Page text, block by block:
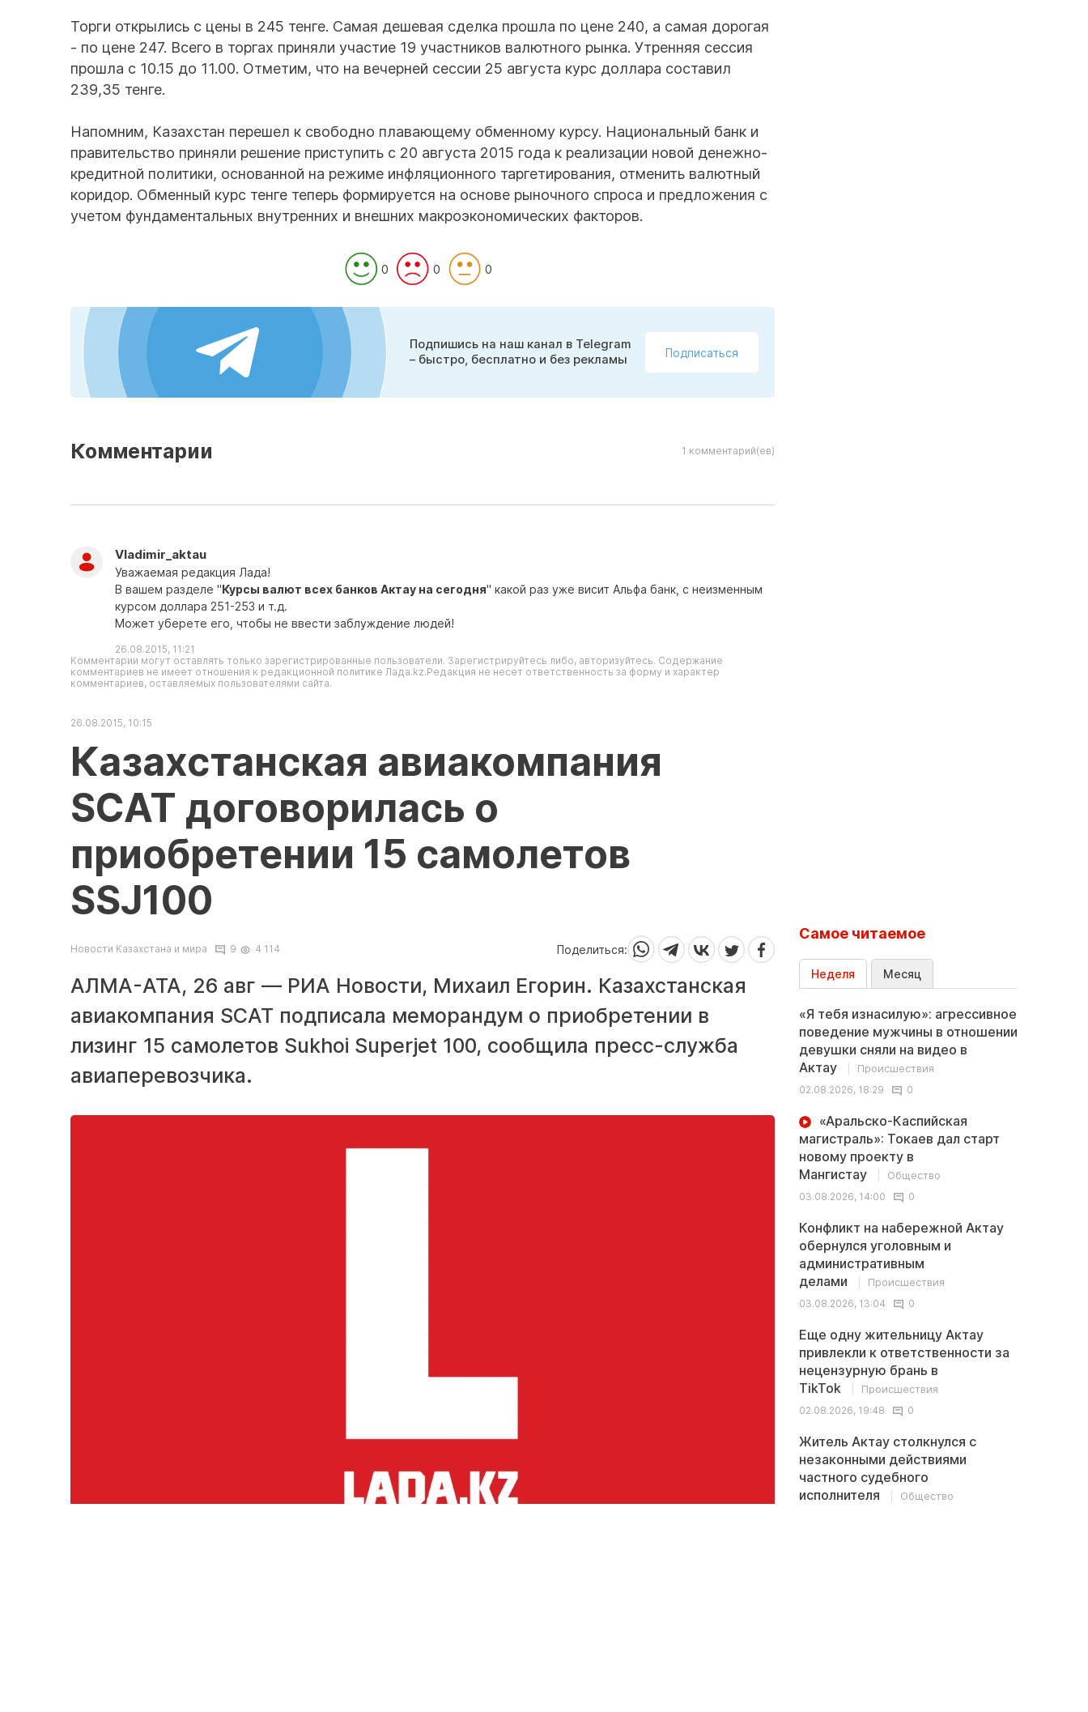
Торги открылись с цены в 245 тенге. Самая дешевая сделка прошла по цене 240, а самая дорогая
- по цене 247. Всего в торгах приняли участие 19 участников валютного рынка. Утренняя сессия
прошла с 10.15 до 11.00. Отметим, что на вечерней сессии 25 августа курс доллара составил
239,35 тенге.
Напомним, Казахстан перешел к свободно плавающему обменному курсу. Национальный банк и
правительство приняли решение приступить с 20 августа 2015 года к реализации новой денежно-
кредитной политики, основанной на режиме инфляционного таргетирования, отменить валютный
коридор. Обменный курс тенге теперь формируется на основе рыночного спроса и предложения с
учетом фундаментальных внутренних и внешних макроэкономических факторов.
0 0 0
Подпишись на наш канал в Telegram
– быстро, бесплатно и без рекламы
Подписаться
Комментарии 1 комментарий(ев)
Vladimir_aktau
Уважаемая редакция Лада!
В вашем разделе "Курсы валют всех банков Актау на сегодня" какой раз уже висит Альфа банк, с неизменным
курсом доллара 251-253 и т.д.
Может уберете его, чтобы не ввести заблуждение людей!
26.08.2015, 11:21
Комментарии могут оставлять только зарегистрированные пользователи. Зарегистрируйтесь либо, авторизуйтесь. Содержание
комментариев не имеет отношения к редакционной политике Лада.kz.Редакция не несет ответственность за форму и характер
комментариев, оставляемых пользователями сайта.
26.08.2015, 10:15
Казахстанская авиакомпания
SCAT договорилась о
приобретении 15 самолетов
SSJ100
Новости Казахстана и мира 9 4 114 Поделиться:
АЛМА-АТА, 26 авг — РИА Новости, Михаил Егорин. Казахстанская
авиакомпания SCAT подписала меморандум о приобретении в
лизинг 15 самолетов Sukhoi Superjet 100, сообщила пресс-служба
авиаперевозчика.
Самое читаемое
Неделя Месяц
«Я тебя изнасилую»: агрессивное
поведение мужчины в отношении
девушки сняли на видео в
Актау
Происшествия
02.08.2026, 18:29
0
«Аральско-Каспийская
магистраль»: Токаев дал старт
новому проекту в
Мангистау
Общество
03.08.2026, 14:00
0
Конфликт на набережной Актау
обернулся уголовным и
административным
делами
Происшествия
03.08.2026, 13:04
0
Еще одну жительницу Актау
привлекли к ответственности за
нецензурную брань в
TikTok
Происшествия
02.08.2026, 19:48
0
Житель Актау столкнулся с
незаконными действиями
частного судебного
исполнителя
Общество